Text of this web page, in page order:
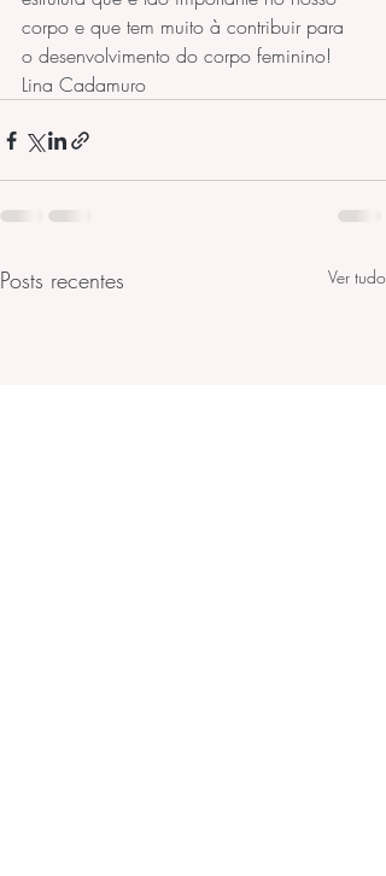
corpo e que tem muito à contribuir para
o desenvolvimento do corpo feminino!
Lina Cadamuro
Posts recentes Ver tudo